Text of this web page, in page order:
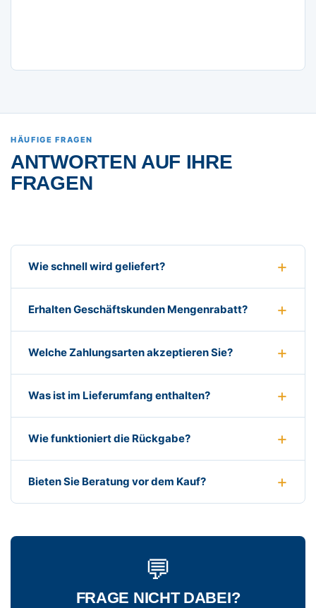
HÄUFIGE FRAGEN
ANTWORTEN AUF IHRE
FRAGEN
Wie schnell wird geliefert?
Erhalten Geschäftskunden Mengenrabatt?
Welche Zahlungsarten akzeptieren Sie?
Was ist im Lieferumfang enthalten?
Wie funktioniert die Rückgabe?
Bieten Sie Beratung vor dem Kauf?
💬
FRAGE NICHT DABEI?